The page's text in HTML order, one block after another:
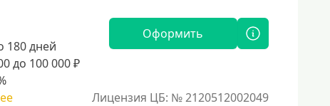
180 дней
до 100 000 ₽
Оформить
Лицензия ЦБ: № 2120512002049